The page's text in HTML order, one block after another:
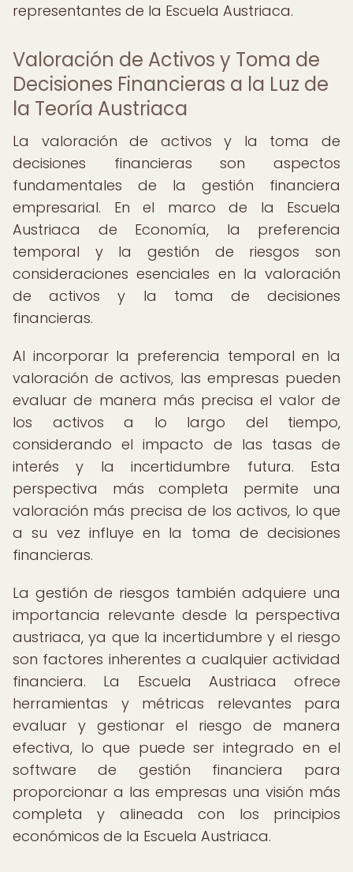
representantes de la Escuela Austriaca.
Valoración de Activos y Toma de
Decisiones Financieras a la Luz de
la Teoría Austriaca
La valoración de activos y la toma de
decisiones financieras son aspectos
fundamentales de la gestión financiera
empresarial. En el marco de la Escuela
Austriaca de Economía, la preferencia
temporal y la gestión de riesgos son
consideraciones esenciales en la valoración
de activos y la toma de decisiones
financieras.
Al incorporar la preferencia temporal en la
valoración de activos, las empresas pueden
evaluar de manera más precisa el valor de
los activos a lo largo del tiempo,
considerando el impacto de las tasas de
interés y la incertidumbre futura. Esta
perspectiva más completa permite una
valoración más precisa de los activos, lo que
a su vez influye en la toma de decisiones
financieras.
La gestión de riesgos también adquiere una
importancia relevante desde la perspectiva
austriaca, ya que la incertidumbre y el riesgo
son factores inherentes a cualquier actividad
financiera. La Escuela Austriaca ofrece
herramientas y métricas relevantes para
evaluar y gestionar el riesgo de manera
efectiva, lo que puede ser integrado en el
software de gestión financiera para
proporcionar a las empresas una visión más
completa y alineada con los principios
económicos de la Escuela Austriaca.